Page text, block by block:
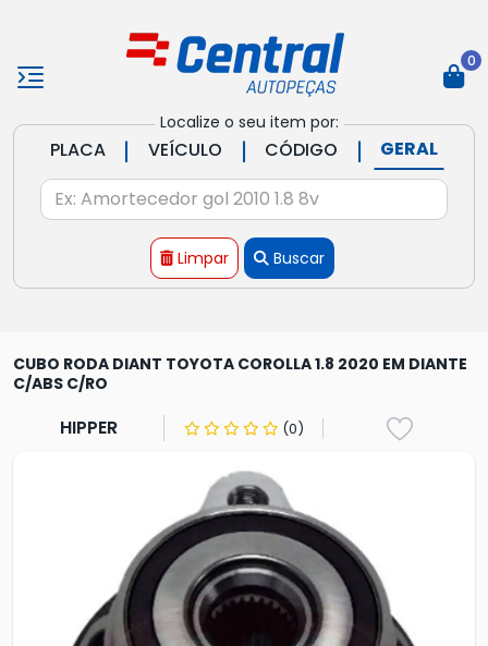
Localize o seu item por:
PLACA | VEÍCULO | CÓDIGO | GERAL
Limpar Buscar
0
CUBO RODA DIANT TOYOTA COROLLA 1.8 2020 EM DIANTE
C/ABS C/RO
HIPPER (0)